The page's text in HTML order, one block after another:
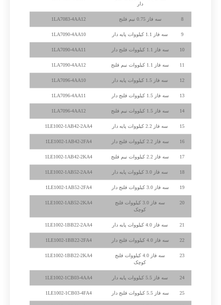
دار
8 سه فاز 0.75 نیم فلنج 1LA7083-4AA12
9 سه فاز 1.1 کیلووات پایه دار 1LA7090-4AA10
10 سه فاز 1.1 کیلووات فلنج دار 1LA7090-4AA11
11 سه فاز 1.1 کیلووات نیم فلنج 1LA7090-4AA12
12 سه فاز 1.5 کیلووات پایه دار 1LA7096-4AA10
13 سه فاز 1.5 کیلووات فلنج دار 1LA7096-4AA11
14 سه فاز 1.5 کیلووات نیم فلنج 1LA7096-4AA12
15 سه فاز 2.2 کیلووات پایه دار 1LE1002-1AB42-2AA4
16 سه فاز 2.2 کیلووات فلنج دار 1LE1002-1AB42-2FA4
17 سه فاز 2.2 کیلووات نیم فلنج 1LE1002-1AB42-2KA4
18 سه فاز 3.0 کیلووات پایه دار 1LE1002-1AB52-2AA4
19 سه فاز 3.0 کیلووات فلنج دار 1LE1002-1AB52-2FA4
20
سه فاز 3.0 کیلووات فلنج
کوچک
1LE1002-1AB52-2KA4
21 سه فاز 4.0 کیلووات پایه دار 1LE1002-1BB22-2AA4
22 سه فاز 4.0 کیلووات فلنج دار 1LE1002-1BB22-2FA4
23
سه فاز 4.0 کیلووات فلنج
کوچک
1LE1002-1BB22-2KA4
24 سه فاز 5.5 کیلووات پایه دار 1LE1002-1CB03-4AA4
25 سه فاز 5.5 کیلووات فلنج دار 1LE1002-1CB03-4FA4